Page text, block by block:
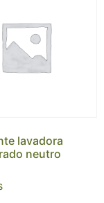
lavadora
neutro